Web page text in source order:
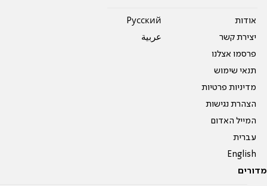
אודות
יצירת קשר
פרסמו אצלנו
תנאי שימוש
מדיניות פרטיות
הצהרת נגישות
המייל האדום
עברית
English
Pусский
عربية
מדורים